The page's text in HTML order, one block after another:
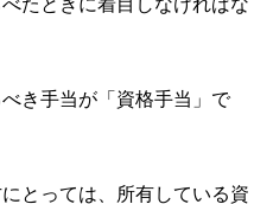
き手当が「資格手当」で
とっては、所有している資